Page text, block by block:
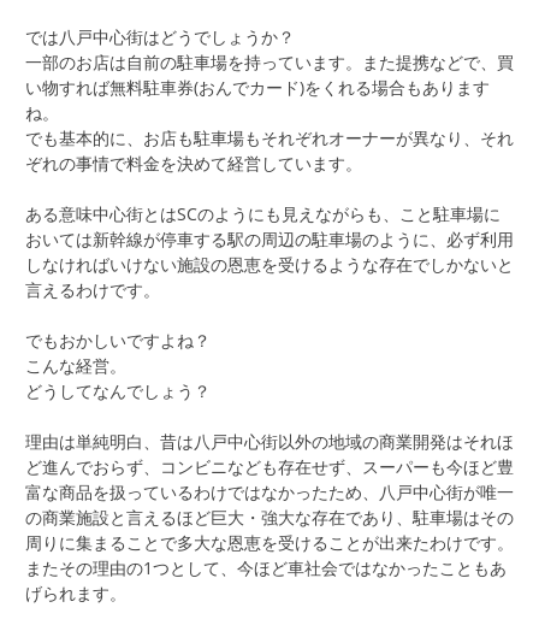
では八戸中心街はどうでしょうか？
一部のお店は自前の駐車場を持っています。また提携などで、買
い物すれば無料駐車券(おんでカード)をくれる場合もあります
ね。
でも基本的に、お店も駐車場もそれぞれオーナーが異なり、それ
ぞれの事情で料金を決めて経営しています。
ある意味中心街とはSCのようにも見えながらも、こと駐車場に
おいては新幹線が停車する駅の周辺の駐車場のように、必ず利用
しなければいけない施設の恩恵を受けるような存在でしかないと
言えるわけです。
でもおかしいですよね？
こんな経営。
どうしてなんでしょう？
理由は単純明白、昔は八戸中心街以外の地域の商業開発はそれほ
ど進んでおらず、コンビニなども存在せず、スーパーも今ほど豊
富な商品を扱っているわけではなかったため、八戸中心街が唯一
の商業施設と言えるほど巨大・強大な存在であり、駐車場はその
周りに集まることで多大な恩恵を受けることが出来たわけです。
またその理由の1つとして、今ほど車社会ではなかったこともあ
げられます。